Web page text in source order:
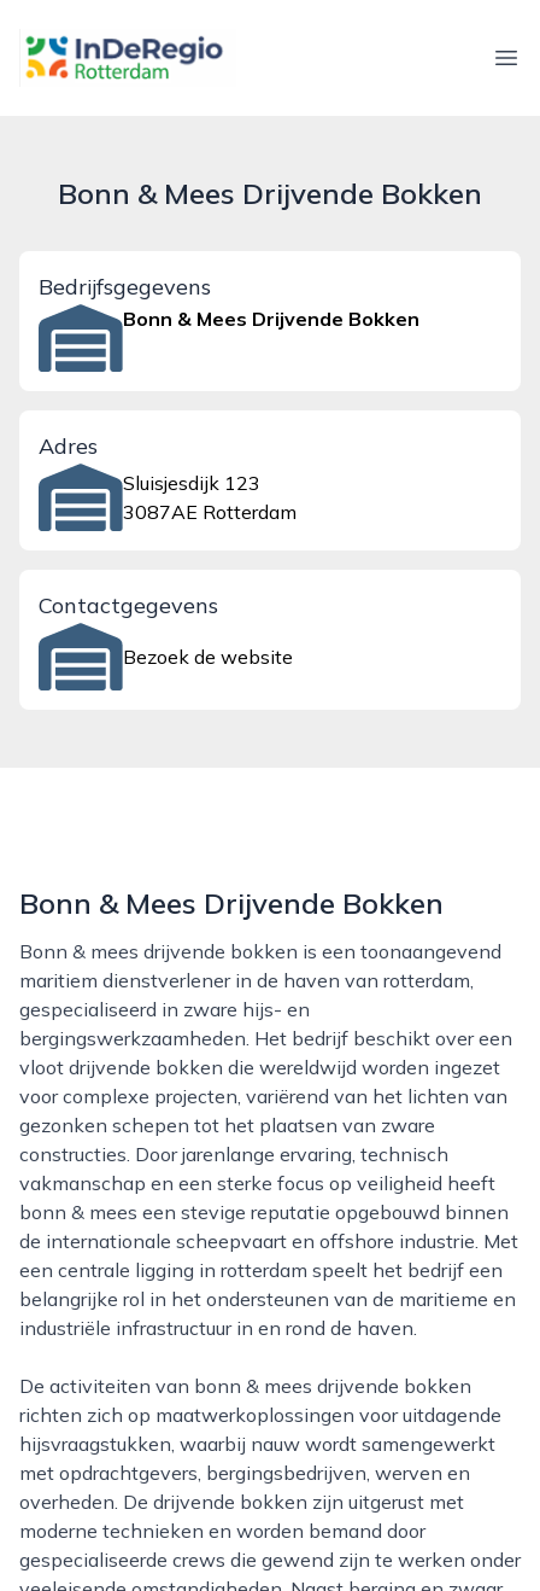
inderegiorotterdam.nl
Bonn & Mees Drijvende Bokken
Bedrijfsgegevens
Bonn & Mees Drijvende Bokken
Adres
Sluisjesdijk 123
3087AE Rotterdam
Contactgegevens
Bezoek de website
Bonn & Mees Drijvende Bokken
Bonn & mees drijvende bokken is een toonaangevend
maritiem dienstverlener in de haven van rotterdam,
gespecialiseerd in zware hijs- en
bergingswerkzaamheden. Het bedrijf beschikt over een
vloot drijvende bokken die wereldwijd worden ingezet
voor complexe projecten, variërend van het lichten van
gezonken schepen tot het plaatsen van zware
constructies. Door jarenlange ervaring, technisch
vakmanschap en een sterke focus op veiligheid heeft
bonn & mees een stevige reputatie opgebouwd binnen
de internationale scheepvaart en offshore industrie. Met
een centrale ligging in rotterdam speelt het bedrijf een
belangrijke rol in het ondersteunen van de maritieme en
industriële infrastructuur in en rond de haven.
De activiteiten van bonn & mees drijvende bokken
richten zich op maatwerkoplossingen voor uitdagende
hijsvraagstukken, waarbij nauw wordt samengewerkt
met opdrachtgevers, bergingsbedrijven, werven en
overheden. De drijvende bokken zijn uitgerust met
moderne technieken en worden bemand door
gespecialiseerde crews die gewend zijn te werken onder